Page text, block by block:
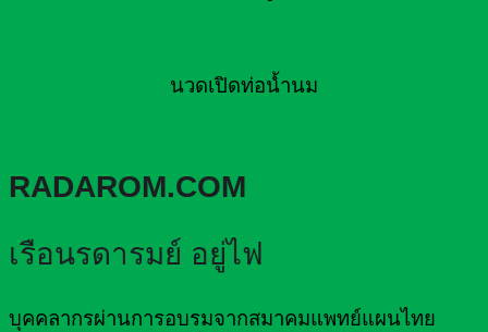
นวดเปิดท่อน้ำนม
RADAROM.COM
เรือนรดารมย์ อยู่ไฟ
บุคคลากรผ่านการอบรมจากสมาคมแพทย์แผนไทย